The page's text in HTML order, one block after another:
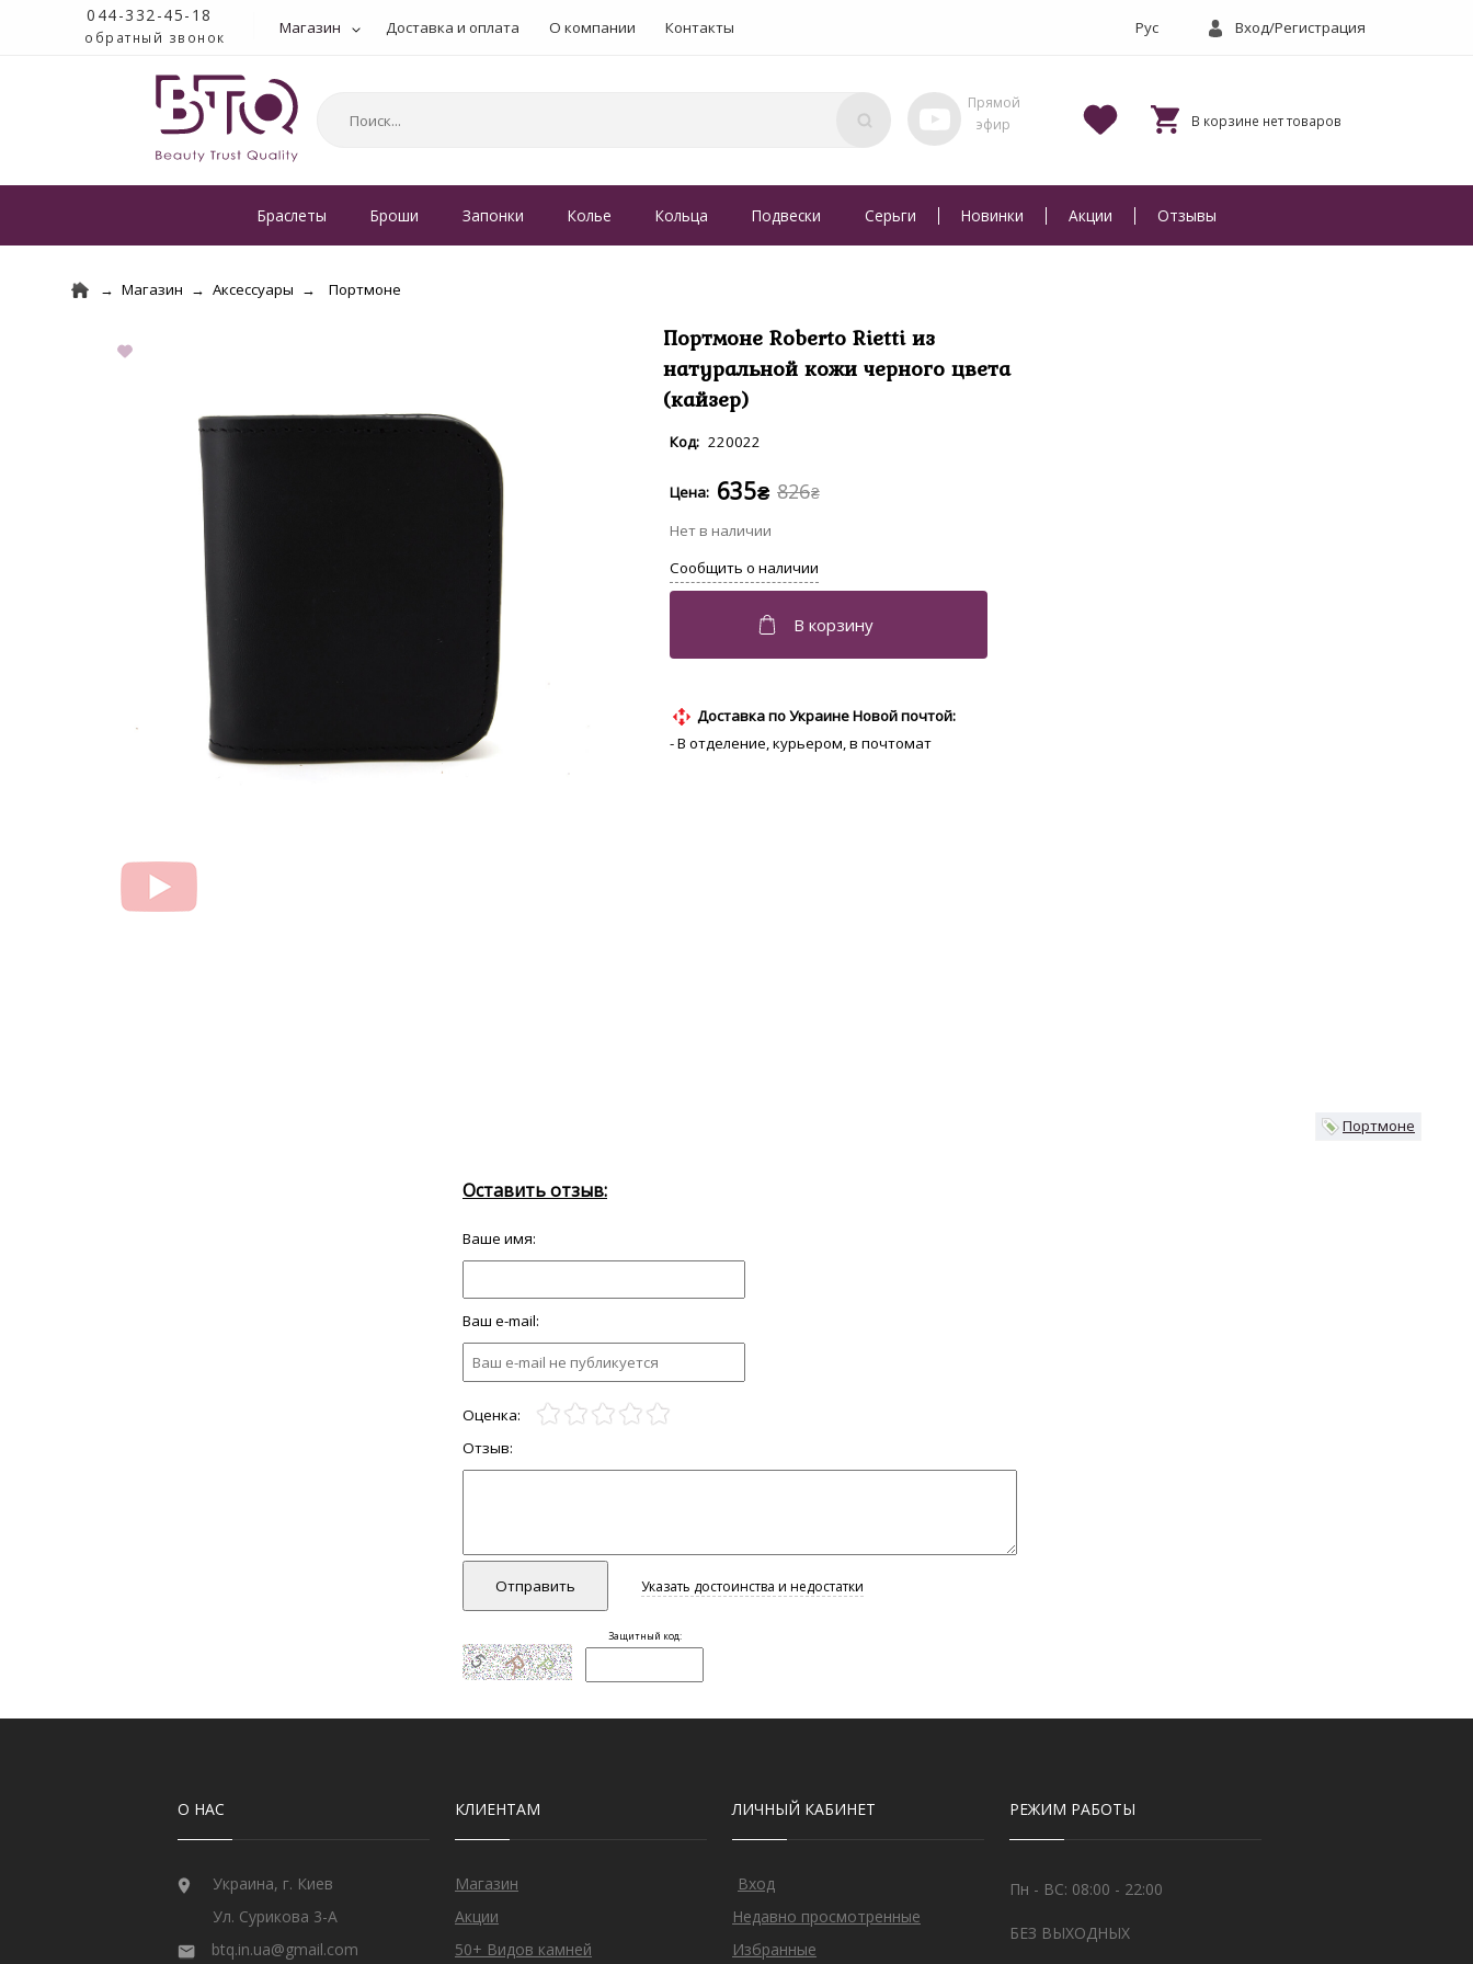
044-332-45-18
обратный звонок Магазин Доставка и оплата О компании Контакты Вход/Регистрация
Браслеты Броши Запонки Колье Кольца Подвески Серьги Новинки Акции Отзывы
Магазин Аксессуары Портмоне
Портмоне Roberto Rietti из
натуральной кожи черного цвета
(кайзер)
220022
826₴
635₴
Доставка по Украине Новой почтой:
- В отделение, курьером, в почтомат
Портмоне
О НАС
Украина, г. Киев
Ул. Сурикова 3-А
btq.in.ua@gmail.com
КЛИЕНТАМ
Магазин
Акции
50+ Видов камней
ЛИЧНЫЙ КАБИНЕТ
Вход
Недавно просмотренные
Избранные
РЕЖИМ РАБОТЫ
Пн - ВС: 08:00 - 22:00
БЕЗ ВЫХОДНЫХ